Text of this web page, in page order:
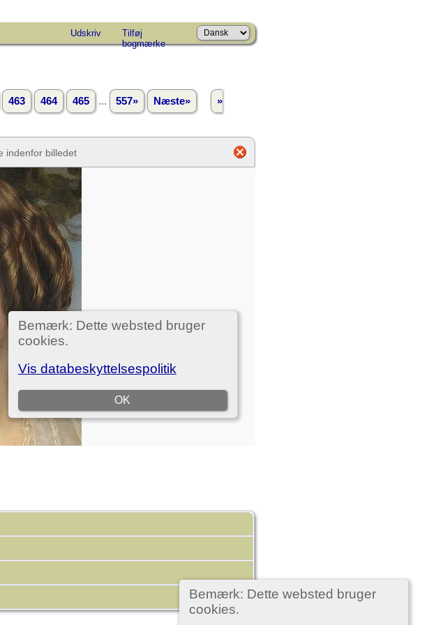
Udskriv
Tilføj
bogmærke
Bemærk: Dette websted bruger
cookies.
463 464 465 ... 557» Næste»
»